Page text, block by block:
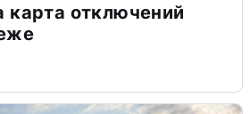
карта отключений